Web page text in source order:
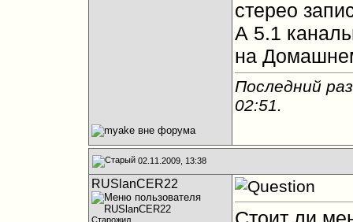
стерео
А 5.1
на
Последний
02:51.
02.11.2009, 13:38
RUSlanCER22
Старожил